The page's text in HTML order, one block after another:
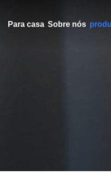
Para casa Sobre nós